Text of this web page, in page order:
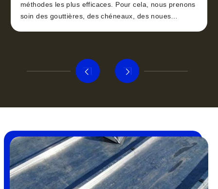
méthodes les plus efficaces. Pour cela, nous prenons
soin des gouttières, des chéneaux, des noues…